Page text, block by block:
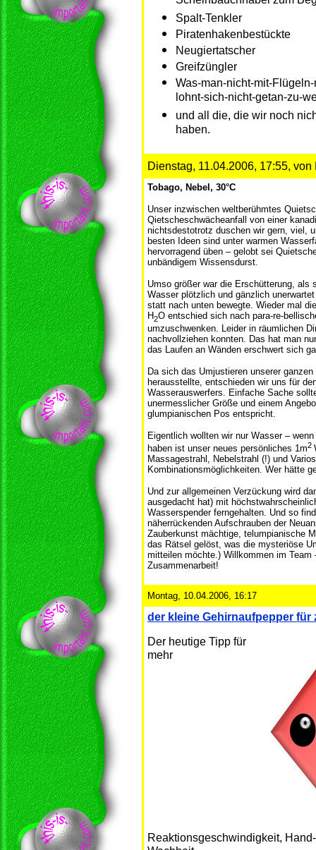
Spalt-Tenkler
Piratenhakenbestückte
Neugiertatscher
Greifzüngler
Was-man-nicht-mit-
lohnt-sich-nicht-getan-zu-
und all die, die wir noch
haben.
Dienstag, 11.04.2006, 17:55, von
Tobago, Nebel, 30°C
Unser inzwischen weltberühmtes
Qietscheschwächeanfall von einer
nichtsdestotrotz duschen wir gern, viel,
besten Ideen sind unter warmen
hervorragend üben – gelobt sei
unbändigem Wissensdurst.
Umso größer war die Erschütterung, als
Wasser plötzlich und gänzlich
statt nach unten bewegte. Wieder mal
H2O entschied sich nach para-re-
umzuschwenken. Leider in räumlichen
nachvollziehen konnten. Das hat man
das Laufen an Wänden erschwert sich
Da sich das Umjustieren unserer
herausstellte, entschieden wir uns für
Wasserauswerfers. Einfache Sache
unermesslicher Größe und einem
glumpianischen Pos entspricht.
Eigentlich wollten wir nur Wasser –
haben ist unser neues persönliches 1m2
Massagestrahl, Nebelstrahl (!) und
Kombinationsmöglichkeiten. Wer hätte
Und zur allgemeinen Verzückung wird
ausgedacht hat) mit
Wasserspender ferngehalten. Und so
näherrückenden Aufschrauben der
Zauberkunst mächtige, telumpianische
das Rätsel gelöst, was die mysteriöse
mitteilen möchte.) Willkommen im
Zusammenarbeit!
Montag, 10.04.2006, 16:17
der kleine Gehirnaufpepper für
Der heutige Tipp für
mehr
Reaktionsgeschwindigkeit,